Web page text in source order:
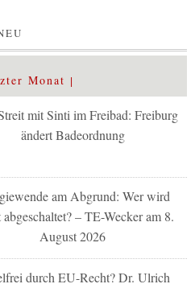
Monat
mit Sinti im Freibad: Freiburg
ändert Badeordnung
am Abgrund: Wer wird
abgeschaltet? – TE-Wecker am 8.
August 2026
durch EU-Recht? Dr. Ulrich